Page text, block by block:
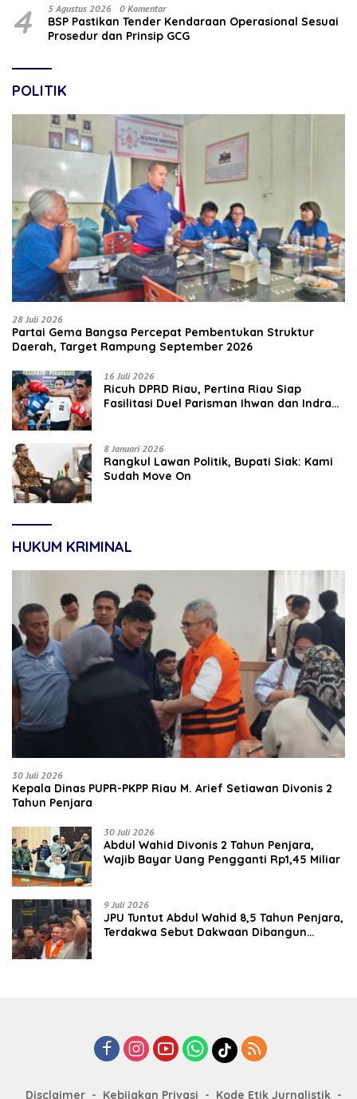
4 5 Agustus 2026 0 Komentar
BSP Pastikan Tender Kendaraan Operasional Sesuai
Prosedur dan Prinsip GCG
POLITIK
28 Juli 2026
Partai Gema Bangsa Percepat Pembentukan Struktur
Daerah, Target Rampung September 2026
16 Juli 2026
‎Ricuh DPRD Riau, Pertina Riau Siap
Fasilitasi Duel Parisman Ihwan dan Indra
8 Januari 2026
Rangkul Lawan Politik, Bupati Siak: Kami
Sudah Move On
HUKUM KRIMINAL
30 Juli 2026
Kepala Dinas PUPR-PKPP Riau M. Arief Setiawan Divonis 2
Tahun Penjara
30 Juli 2026
‎‎Abdul Wahid Divonis 2 Tahun Penjara,
Wajib Bayar Uang Pengganti Rp1,45 Miliar
9 Juli 2026
JPU Tuntut Abdul Wahid 8,5 Tahun Penjara,
Terdakwa Sebut Dakwaan Dibangun
Disclaimer Kebijakan Privasi Kode Etik Jurnalistik